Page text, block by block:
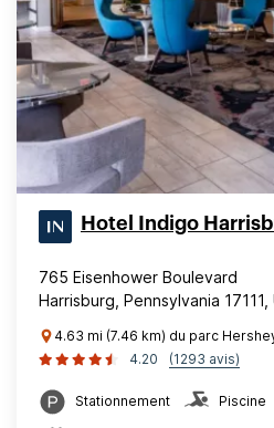
Hotel Indigo
765 Eisenhower Boulevard
Harrisburg, Pennsylvania
4.63 mi (7.46 km) du parc
4.20
(1293 avis)
Stationnement Piscine